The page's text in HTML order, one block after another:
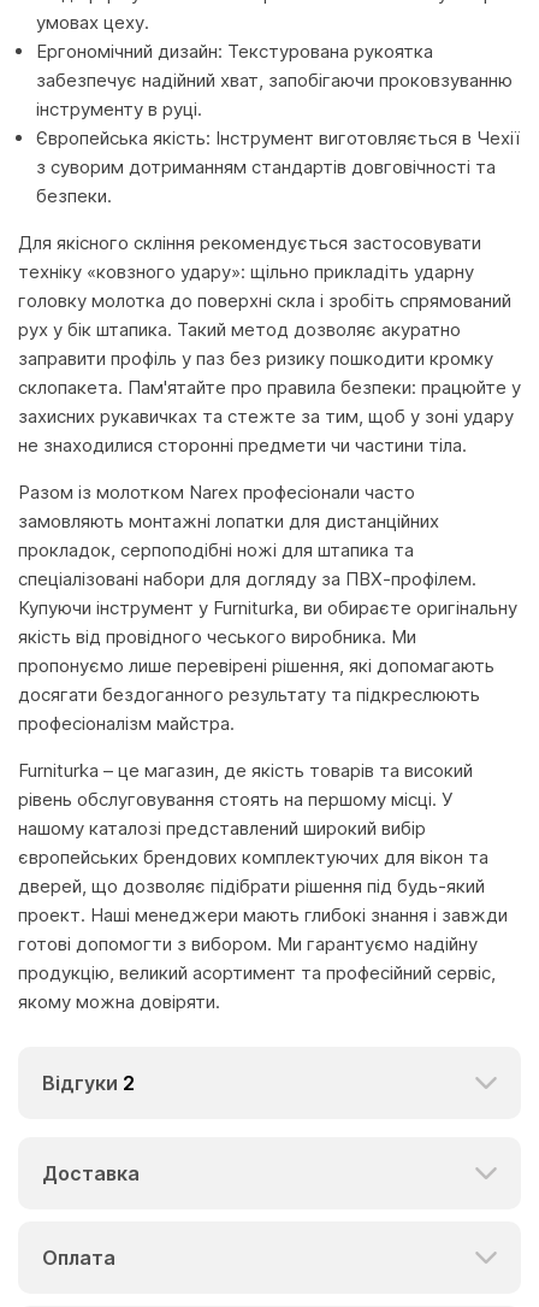
умовах цеху.
Ергономічний дизайн: Текстурована рукоятка
забезпечує надійний хват, запобігаючи проковзуванню
інструменту в руці.
Європейська якість: Інструмент виготовляється в Чехії
з суворим дотриманням стандартів довговічності та
безпеки.
Для якісного скління рекомендується застосовувати
техніку «ковзного удару»: щільно прикладіть ударну
головку молотка до поверхні скла і зробіть спрямований
рух у бік штапика. Такий метод дозволяє акуратно
заправити профіль у паз без ризику пошкодити кромку
склопакета. Пам'ятайте про правила безпеки: працюйте у
захисних рукавичках та стежте за тим, щоб у зоні удару
не знаходилися сторонні предмети чи частини тіла.
Разом із молотком Narex професіонали часто
замовляють монтажні лопатки для дистанційних
прокладок, серпоподібні ножі для штапика та
спеціалізовані набори для догляду за ПВХ-профілем.
Купуючи інструмент у Furniturka, ви обираєте оригінальну
якість від провідного чеського виробника. Ми
пропонуємо лише перевірені рішення, які допомагають
досягати бездоганного результату та підкреслюють
професіоналізм майстра.
Furniturka – це магазин, де якість товарів та високий
рівень обслуговування стоять на першому місці. У
нашому каталозі представлений широкий вибір
європейських брендових комплектуючих для вікон та
дверей, що дозволяє підібрати рішення під будь-який
проект. Наші менеджери мають глибокі знання і завжди
готові допомогти з вибором. Ми гарантуємо надійну
продукцію, великий асортимент та професійний сервіс,
якому можна довіряти.
Відгуки 2
Доставка
Оплата